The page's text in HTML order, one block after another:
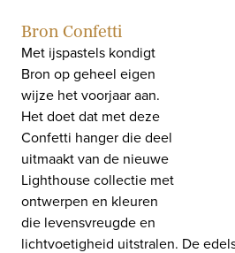
Bron Confetti
Met ijspastels kondigt
Bron op geheel eigen
wijze het voorjaar aan.
Het doet dat met deze
Confetti hanger die deel
uitmaakt van de nieuwe
Lighthouse collectie met
ontwerpen en kleuren
die levensvreugde en
lichtvoetigheid uitstralen. De